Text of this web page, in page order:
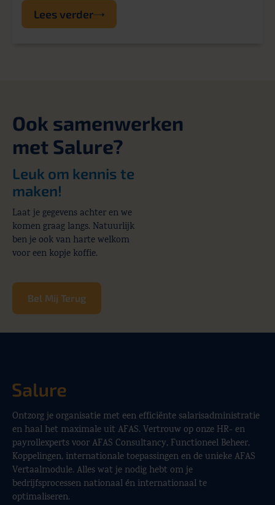
Lees verder
Ook samenwerken
met Salure?
Leuk om kennis te
maken!
Laat je gegevens achter en we
komen graag langs. Natuurlijk
ben je ook van harte welkom
voor een kopje koffie.
Bel Mij Terug
Ontzorg je organisatie met een efficiënte salarisadministratie
en haal het maximale uit AFAS. Vertrouw op onze HR- en
payrollexperts voor AFAS Consultancy, Functioneel Beheer,
Koppelingen, internationale toepassingen en de unieke AFAS
Vertaalmodule. Alles wat je nodig hebt om je
bedrijfsprocessen nationaal én internationaal te
optimaliseren.